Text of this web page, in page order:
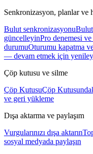
Senkronizasyon, planlar ve
Bulut senkronizasyonuBulut
güncelleyinPro denemesi
durumuOturumu kapatma
— devam etmek için
Çöp kutusu ve silme
Çöp KutusuÇöp
ve geri yükleme
Dışa aktarma ve paylaşım
Vurgularınızı dışa aktarın
sosyal medyada paylaşın